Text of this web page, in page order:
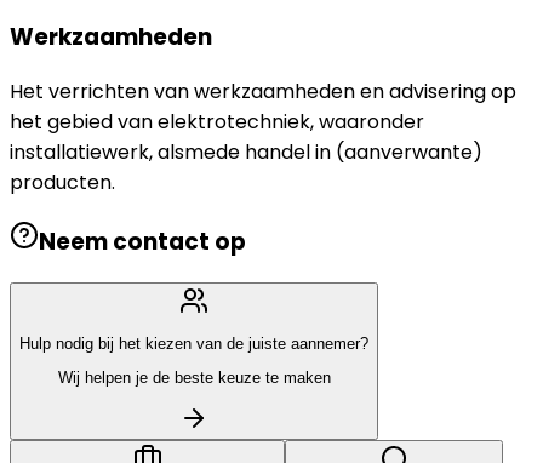
Werkzaamheden
Het verrichten van werkzaamheden en advisering op
het gebied van elektrotechniek, waaronder
installatiewerk, alsmede handel in (aanverwante)
producten.
Neem contact op
Hulp nodig bij het kiezen van de juiste aannemer?
Wij helpen je de beste keuze te maken